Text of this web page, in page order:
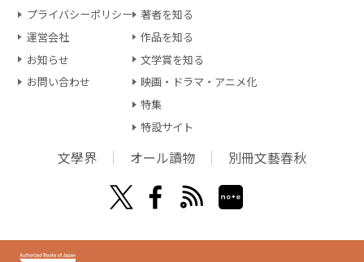
プライバシーポリシー
運営会社
お知らせ
お問い合わせ
著者を知る
作品を知る
文学賞を知る
映画・ドラマ・アニメ化
特集
特設サイト
文學界 オール讀物 別冊文藝春秋